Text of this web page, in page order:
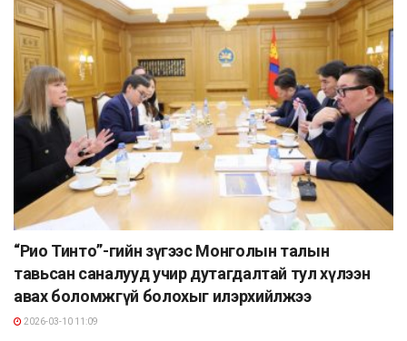
“Рио Тинто”-гийн зүгээс Монголын талын
тавьсан саналууд учир дутагдалтай тул хүлээн
авах боломжгүй болохыг илэрхийлжээ
2026-03-10 11:09